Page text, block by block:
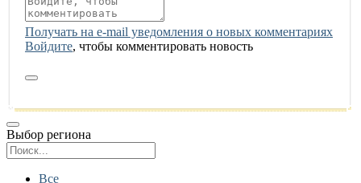
Получать на e‑mail уведомления о новых комментариях
Войдите, чтобы комментировать новость
Выбор региона
Все